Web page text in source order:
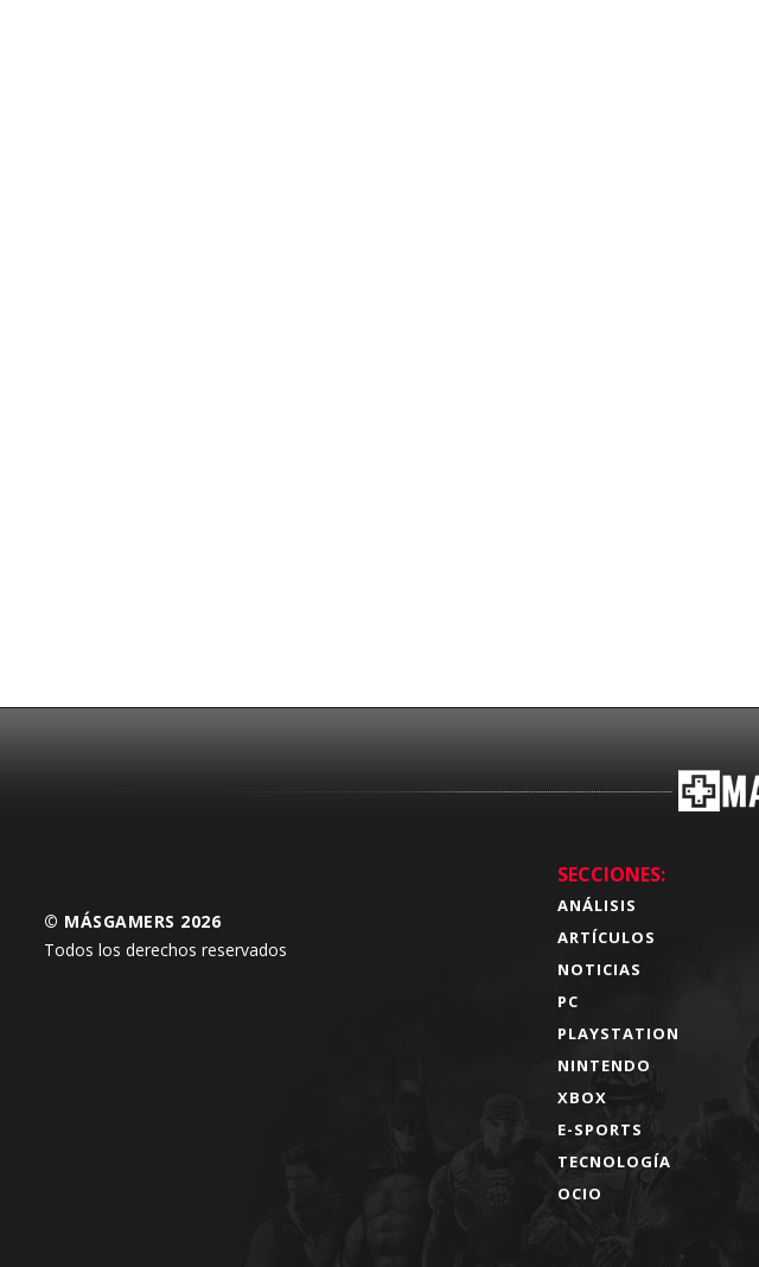
© MÁSGAMERS 2026
Todos los derechos reservados
SECCIONES:
ANÁLISIS
ARTÍCULOS
NOTICIAS
PC
PLAYSTATION
NINTENDO
XBOX
E-SPORTS
TECNOLOGÍA
OCIO